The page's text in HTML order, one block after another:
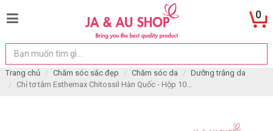
0
Trang chủ Chăm sóc sắc đẹp Chăm sóc da
Dưỡng trắng da
Chỉ tơ tằm Esthemax Chitossil Hàn Quốc - Hộp 10...